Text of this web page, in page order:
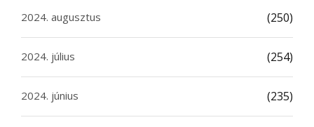
2024. augusztus (250)
2024. július (254)
2024. június (235)